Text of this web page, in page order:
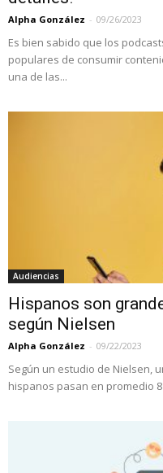
Alpha González - 09/26/2023
Es bien sabido que los
populares de consumir
una de las...
Audiencias
Hispanos son
según Nielsen
Alpha González - 09/22/2023
Según un estudio de Nielsen,
hispanos pasan en promedio